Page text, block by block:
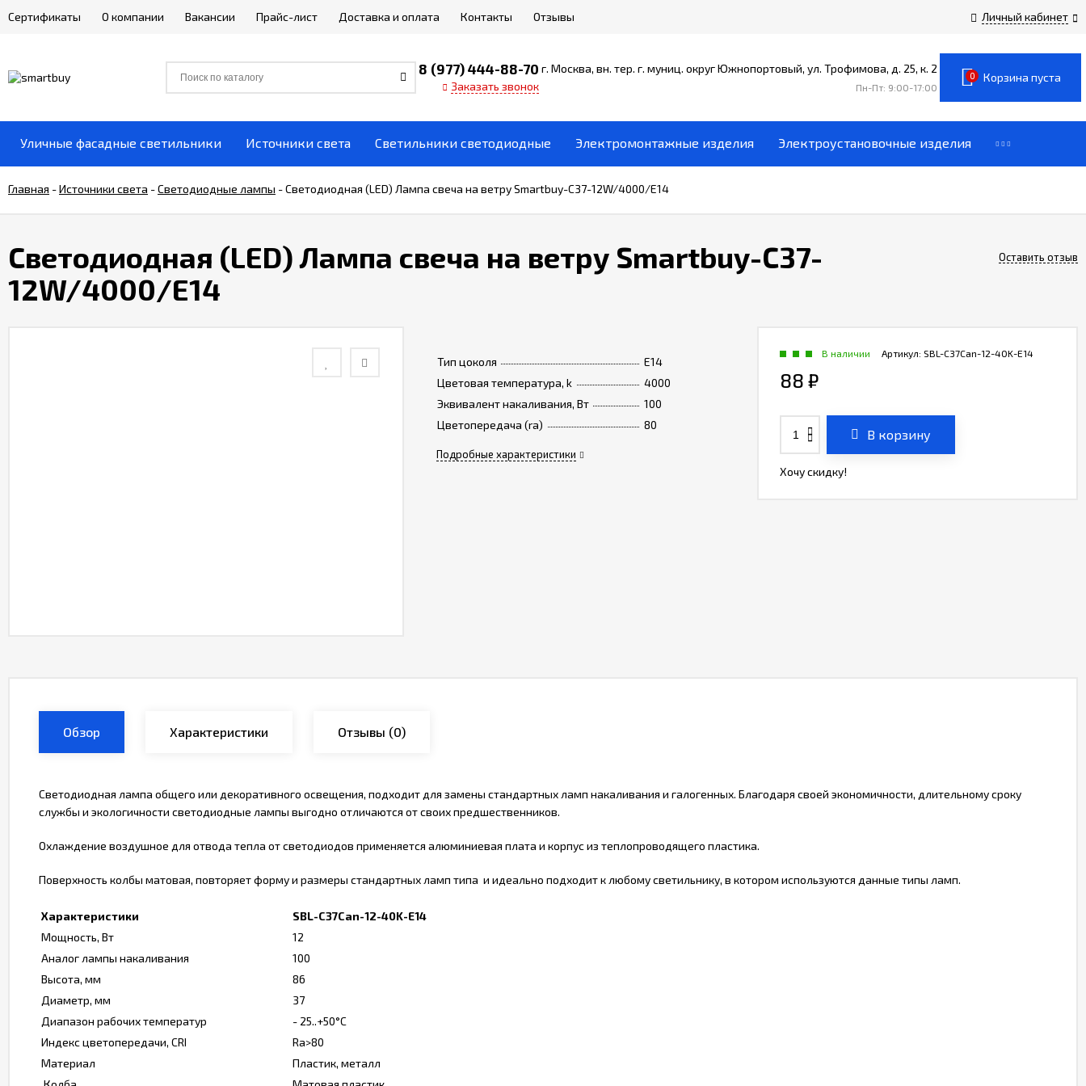
Личный кабинет
Сертификаты О компании Вакансии Прайс-лист Доставка и оплата Контакты Отзывы
8 (977) 444-88-70
Заказать звонок
г. Москва, вн. тер. г. муниц. округ Южнопортовый, ул. Трофимова, д. 25, к. 2
Пн-Пт: 9:00-17:00
0 Корзина пуста
Уличные фасадные светильники Источники света Светильники светодиодные Электромонтажные изделия Электроустановочные изделия
Главная -Источники света -Светодиодные лампы -Светодиодная (LED) Лампа свеча на ветру Smartbuy-C37-12W/4000/E14
Светодиодная (LED) Лампа свеча на ветру Smartbuy-C37-
12W/4000/E14
Оставить отзыв
Тип цоколя
Е14
Цветовая температура, k
4000
Эквивалент накаливания, Вт
100
Цветопередача (ra)
80
Подробные характеристики
Артикул: SBL-C37Can-12-40K-E14
В наличии
88 ₽
В корзину
Хочу скидку!
Обзор Характеристики Отзывы (0)
Светодиодная лампа общего или декоративного освещения, подходит для замены стандартных ламп накаливания и галогенных. Благодаря своей экономичности, длительному сроку
службы и экологичности светодиодные лампы выгодно отличаются от своих предшественников.
Охлаждение воздушное для отвода тепла от светодиодов применяется алюминиевая плата и корпус из теплопроводящего пластика.
Поверхность колбы матовая, повторяет форму и размеры стандартных ламп типа и идеально подходит к любому светильнику, в котором используются данные типы ламп.
Характеристики
SBL-C37Can-12-40K-E14
Мощность, Вт
12
Аналог лампы накаливания
100
Высота, мм
86
Диаметр, мм
37
Диапазон рабочих температур
- 25..+50°C
Индекс цветопередачи, CRI
Ra>80
Материал
Пластик, металл